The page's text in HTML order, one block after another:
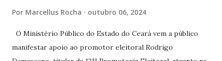
Por Marcellus Rocha outubro 06, 2024
O Ministério Público do Estado do Ceará vem a público
manifestar apoio ao promotor eleitoral Rodrigo